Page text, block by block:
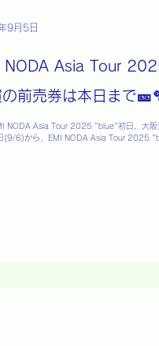
NODA Asia Tour
前売券は本日まで
NODA Asia Tour 2025 "blue"初日、大阪
(9/6)から、EMI NODA Asia Tour 2025
9月5日